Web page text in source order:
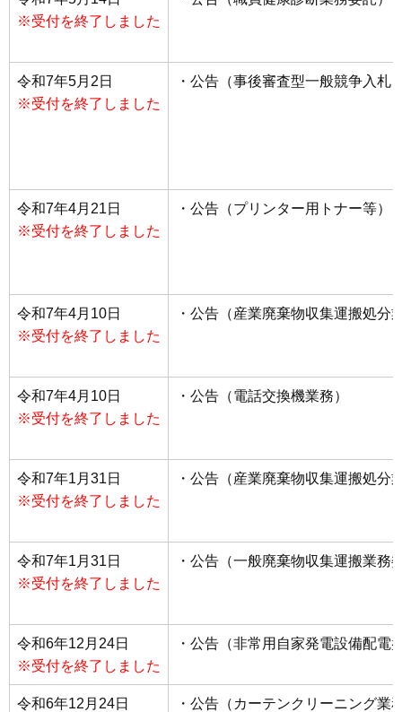
※受付を終了しました
令和7年5月2日
※受付を終了しました
・公告（事後審査型一般競争入札
令和7年4月21日
※受付を終了しました
・公告（プリンター用トナー等）
令和7年4月10日
※受付を終了しました
・公告（産業廃棄物収集運搬処分
令和7年4月10日
※受付を終了しました
・公告（電話交換機業務）
令和7年1月31日
※受付を終了しました
・公告（産業廃棄物収集運搬処分
令和7年1月31日
※受付を終了しました
・公告（一般廃棄物収集運搬業
令和6年12月24日
※受付を終了しました
・公告（非常用自家発電設備配電
令和6年12月24日
・公告（カーテンクリーニング業